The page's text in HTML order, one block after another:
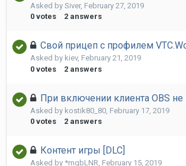
Asked by Siver, February 27, 2019
0 votes 2 answers
Свой прицеп с профилем
Asked by kiev, February 21, 2019
0 votes 2 answers
При включении клиента OBS не
Asked by kostik80_80 February 17, 2019
0 votes 2 answers
Контент игры [DLC]
Asked by *mgbLNR, February 15, 2019